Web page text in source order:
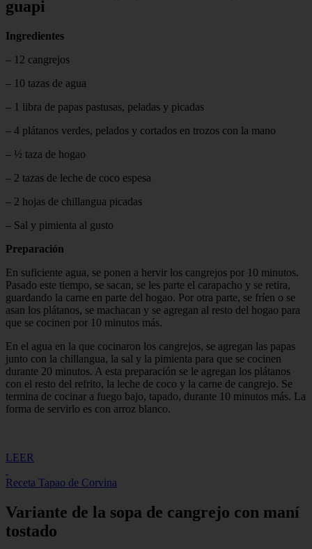
guapi
Ingredientes
– 12 cangrejos
– 10 tazas de agua
– 1 libra de papas pastusas, peladas y picadas
– 4 plátanos verdes, pelados y cortados en trozos con la mano
– ½ taza de hogao
– 2 tazas de leche de coco espesa
– 2 hojas de chillangua picadas
– Sal y pimienta al gusto
Preparación
En suficiente agua, se ponen a hervir los cangrejos por 10 minutos.
Pasado este tiempo, se sacan, se les parte el carapacho y se retira,
guardando la carne en parte del hogao. Por otra parte, se fríen o se
asan los plátanos, se machacan y se agregan al resto del hogao para
que se cocinen por 10 minutos más.
En el agua en la que cocinaron los cangrejos, se agregan las papas
junto con la chillangua, la sal y la pimienta para que se cocinen
durante 20 minutos. A esta preparación se le agregan los plátanos
con el resto del refrito, la leche de coco y la carne de cangrejo. Se
termina de cocinar a fuego bajo, tapado, durante 10 minutos más. La
forma de servirlo es con arroz blanco.
LEER
Receta Tapao de Corvina
Variante de la sopa de cangrejo con maní
tostado